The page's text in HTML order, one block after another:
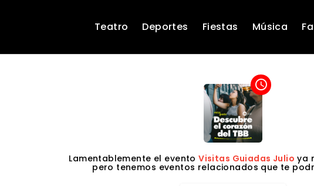
Teatro Deportes Fiestas Música
access_time
Lamentablemente el eventoVisitas Guiadas Julio ya
pero tenemos eventos relacionados que te